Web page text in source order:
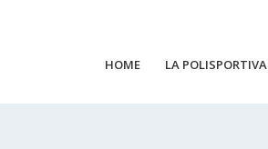
HOME LA POLISPORTIVA